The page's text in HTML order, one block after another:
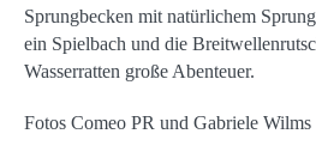
Sprungbecken mit natürlichem
ein Spielbach und die
Wasserratten große Abenteuer.
Fotos Comeo PR und Gabriele Wilms